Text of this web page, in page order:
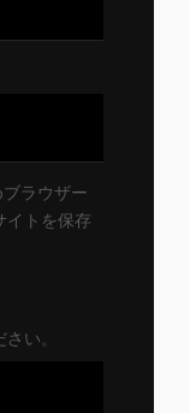
ラウザー
イトを保存
い。